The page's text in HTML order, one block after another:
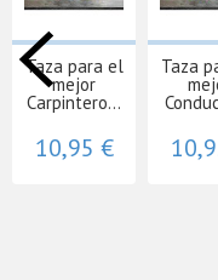
Taza para el
mejor
Carpintero...
10,95 €
Taza